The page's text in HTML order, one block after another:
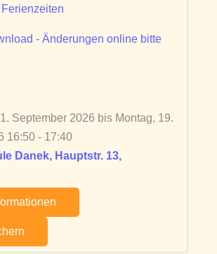
- Änderungen online bitte
September 2026 bis Montag, 19.
16:50 - 17:40
Danek, Hauptstr. 13,